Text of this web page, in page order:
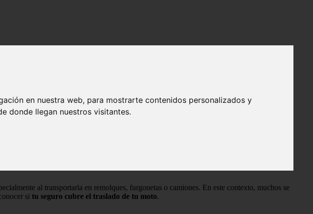
en nuestra web, para mostrarte contenidos personalizados y
donde llegan nuestros visitantes.
sin problemas
al transportarla en remolques, furgonetas o camiones. En este contexto, muchos se
si tu seguro cubre el traslado de tu moto.